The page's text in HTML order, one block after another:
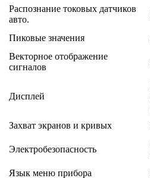
Распознание токовых датчиков
авто.
Пиковые значения
Векторное отображение
сигналов
Дисплей
Захват экранов и кривых
Электробезопасность
Язык меню прибора